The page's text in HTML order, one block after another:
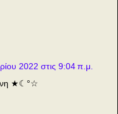
2022 στις 9:04 π.μ.
★☾°☆